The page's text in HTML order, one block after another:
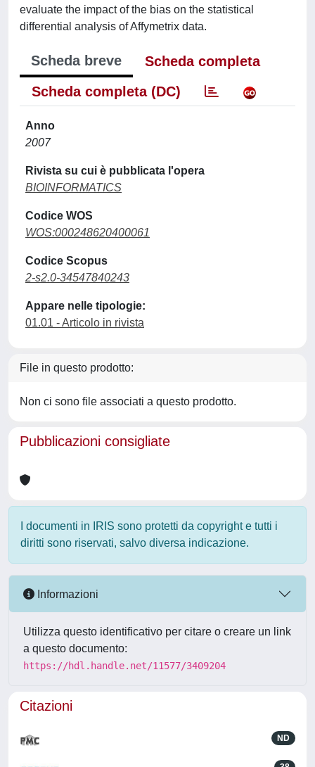
evaluate the impact of the bias on the statistical
differential analysis of Affymetrix data.
Scheda breve
Scheda completa
Scheda completa (DC)
Anno
2007
Rivista su cui è pubblicata l'opera
BIOINFORMATICS
Codice WOS
WOS:000248620400061
Codice Scopus
2-s2.0-34547840243
Appare nelle tipologie:
01.01 - Articolo in rivista
File in questo prodotto:
Non ci sono file associati a questo prodotto.
Pubblicazioni consigliate
I documenti in IRIS sono protetti da copyright e tutti i
diritti sono riservati, salvo diversa indicazione.
Informazioni
Utilizza questo identificativo per citare o creare un link
a questo documento:
https://hdl.handle.net/11577/3409204
Citazioni
ND